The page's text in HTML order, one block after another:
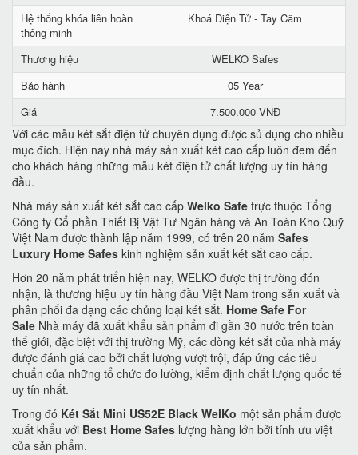
Hệ thống khóa liên hoàn
thông minh
Khoá Điện Tử - Tay Cầm
Thương hiệu
WELKO Safes
Bảo hành
05 Year
Giá
7.500.000 VNĐ
Với các mẫu két sắt điện tử chuyên dụng được sủ dụng cho nhiều
mục đích. Hiện nay nhà máy sản xuất két cao cấp luôn đem đến
cho khách hàng những mẫu két điện tử chất lượng uy tín hàng
đầu.
Nhà máy sản xuất két sắt cao cấp Welko Safe trực thuộc Tổng
Công ty Cổ phần Thiết Bị Vật Tư Ngân hàng và An Toàn Kho Quỹ
Việt Nam được thành lập năm 1999, có trên 20 năm Safes
Luxury Home Safes kinh nghiệm sản xuất két sắt cao cấp.
Hơn 20 năm phát triển hiện nay, WELKO được thị trường đón
nhận, là thương hiệu uy tín hàng đầu Việt Nam trong sản xuất và
phân phối đa dạng các chủng loại két sắt. Home Safe For
Sale Nhà máy đã xuất khẩu sản phẩm đi gần 30 nước trên toàn
thế giới, đặc biệt với thị trường Mỹ, các dòng két sắt của nhà máy
được đánh giá cao bởi chất lượng vượt trội, đáp ứng các tiêu
chuẩn của những tổ chức đo lường, kiểm định chất lượng quốc tế
uy tín nhất.
Trong đó Két Sắt Mini US52E Black WelKo một sản phẩm được
xuất khẩu với Best Home Safes lượng hàng lớn bởi tính ưu việt
của sản phẩm.